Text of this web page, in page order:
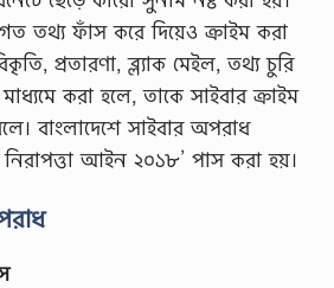
তথ্য ফাঁস করে দিয়েও ক্রাইম করা
প্রতারণা, ব্ল্যাক মেইল, তথ্য চুরি
করা হলে, তাকে সাইবার ক্রাইম
বাংলাদেশে সাইবার অপরাধ
নিরাপত্তা আইন ২০১৮’ পাস করা হয়।